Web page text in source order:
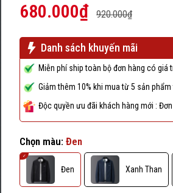
680.000₫ 920.000₫
Danh sách khuyến mãi
Miễn phí ship toàn bộ đơn hàng có giá
Giảm thêm 10% khi mua từ 5 sản phẩm
Độc quyền ưu đãi khách hàng mới :
Chọn màu: Đen
Đen Xanh Than